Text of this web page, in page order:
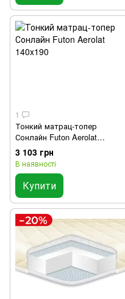
1
Тонкий матрац-топер
Сонлайн Futon Aerolat
140x190
3 103 грн
В наявності
Купити